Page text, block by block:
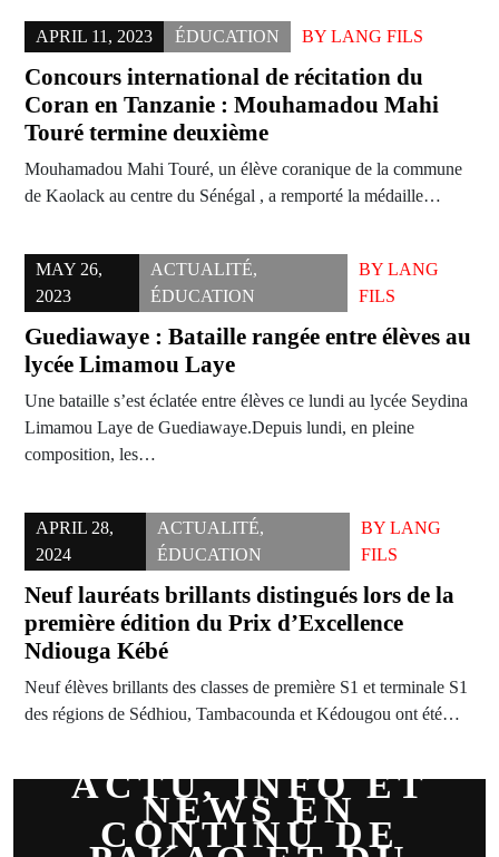
APRIL 11, 2023 ÉDUCATION BY LANG FILS
Concours international de récitation du
Coran en Tanzanie : Mouhamadou Mahi
Touré termine deuxième
Mouhamadou Mahi Touré, un élève coranique de la commune
de Kaolack au centre du Sénégal , a remporté la médaille…
MAY 26,
2023
ACTUALITÉ,
ÉDUCATION
BYLANG
FILS
Guediawaye : Bataille rangée entre élèves au
lycée Limamou Laye
Une bataille s’est éclatée entre élèves ce lundi au lycée Seydina
Limamou Laye de Guediawaye.Depuis lundi, en pleine
composition, les…
APRIL 28,
2024
ACTUALITÉ,
ÉDUCATION
BYLANG
FILS
Neuf lauréats brillants distingués lors de la
première édition du Prix d’Excellence
Ndiouga Kébé
Neuf élèves brillants des classes de première S1 et terminale S1
des régions de Sédhiou, Tambacounda et Kédougou ont été…
ACTU, INFO ET
NEWS EN
CONTINU DE